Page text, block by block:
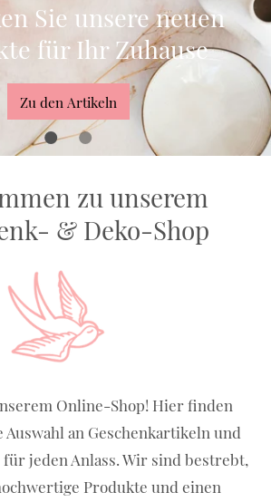
Sie unsere neuen
für Ihr Zuhause
Zu den Artikeln
zu unserem
& Deko-Shop
Online-Shop! Hier finden
Auswahl an Geschenkartikeln und
für jeden Anlass. Wir sind bestrebt,
Produkte und einen